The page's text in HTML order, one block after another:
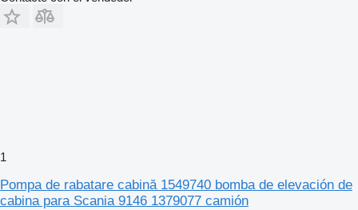
1
Pompa de rabatare cabină 1549740 bomba de elevación de
cabina para Scania 9146 1379077 camión